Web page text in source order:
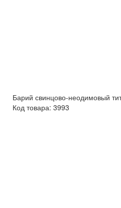
Барий свинцово-неодимовый
Код товара: 3993